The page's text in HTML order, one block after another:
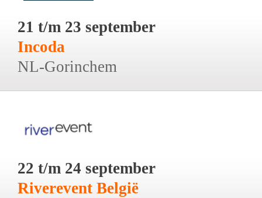
21 t/m 23 september
Incoda
NL-Gorinchem
22 t/m 24 september
Riverevent België